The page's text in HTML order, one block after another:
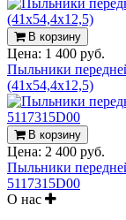
В корзину
Цена: 1 400 руб.
Пыльники
(41x54,4x12,5)
В корзину
Цена: 2 400 руб.
Пыльники
5117315D00
О нас